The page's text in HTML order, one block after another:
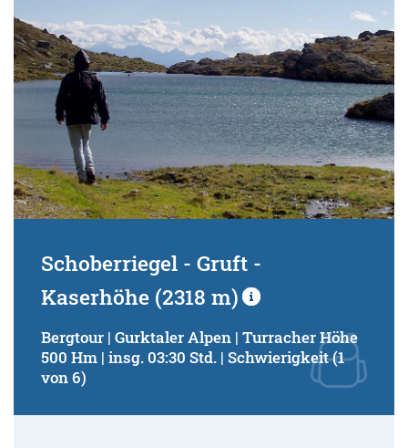
Schoberriegel - Gruft -
Kaserhöhe (2318 m)
Bergtour | Gurktaler Alpen | Turracher Höhe
500 Hm | insg. 03:30 Std. | Schwierigkeit (1
von 6)